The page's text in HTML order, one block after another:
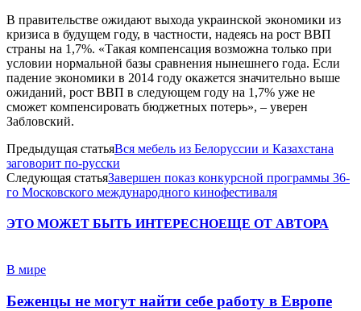
В правительстве ожидают выхода украинской экономики из
кризиса в будущем году, в частности, надеясь на рост ВВП
страны на 1,7%. «Такая компенсация возможна только при
условии нормальной базы сравнения нынешнего года. Если
падение экономики в 2014 году окажется значительно выше
ожиданий, рост ВВП в следующем году на 1,7% уже не
сможет компенсировать бюджетных потерь», – уверен
Забловский.
Предыдущая статьяВся мебель из Белоруссии и Казахстана
заговорит по-русски
Следующая статьяЗавершен показ конкурсной программы 36-
го Московского международного кинофестиваля
ЭТО МОЖЕТ БЫТЬ ИНТЕРЕСНОЕЩЕ ОТ АВТОРА
В мире
Беженцы не могут найти себе работу в Европе